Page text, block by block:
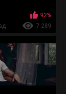
92%
7 289